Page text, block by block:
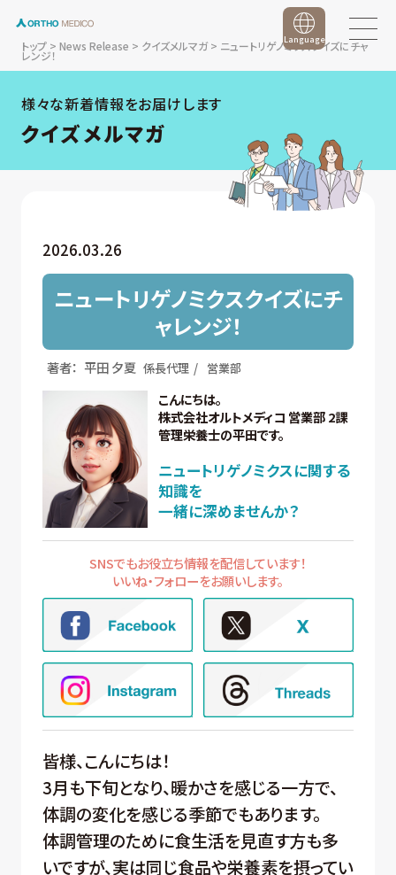
トップ> News Release > クイズメルマガ> ニュートリゲノミクスクイズにチャ
レンジ！
Language
様々な新着情報をお届けします
クイズメルマガ
2026.03.26
ニュートリゲノミクスクイズにチ
ャレンジ！
著者： 平⽥ ⼣夏 係長代理 営業部
こんにちは。
株式会社オルトメディコ 営業部 2課
管理栄養士の平田です。
ニュートリゲノミクスに関する
知識を
一緒に深めませんか？
SNSでもお役立ち情報を配信しています！
いいね・フォローをお願いします。
皆様、こんにちは！
3月も下旬となり、暖かさを感じる一方で、
体調の変化を感じる季節でもあります。
体調管理のために食生活を見直す方も多
いですが、実は同じ食品や栄養素を摂ってい